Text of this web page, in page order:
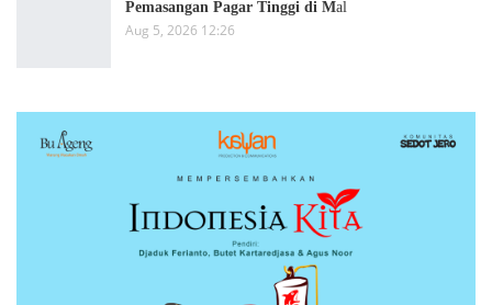
Pemasangan Pagar Tinggi di Mal
Aug 5, 2026 12:26